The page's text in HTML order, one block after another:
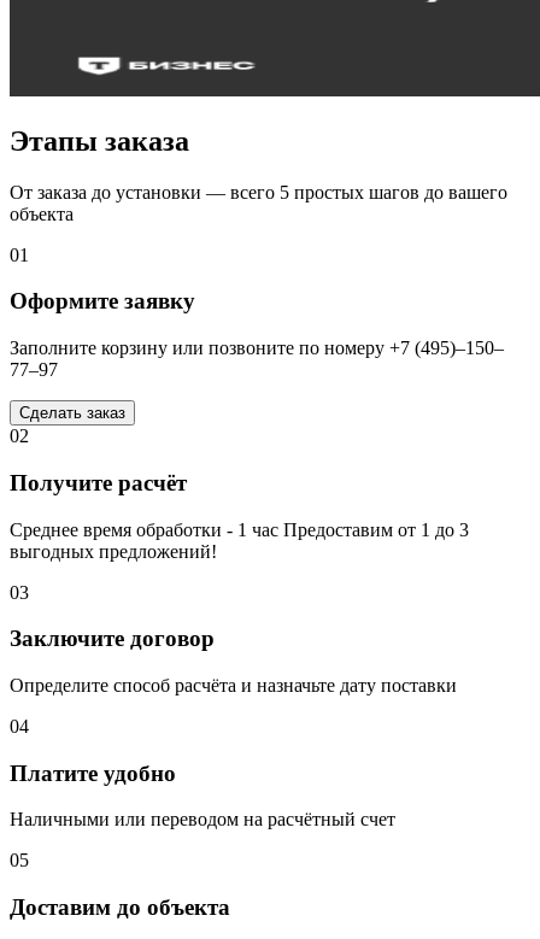
Этапы заказа
От заказа до установки — всего 5 простых шагов до вашего
объекта
01
Оформите заявку
Заполните корзину или позвоните по номеру +7 (495)–150–
77–97
Сделать заказ
02
Получите расчёт
Среднее время обработки - 1 час Предоставим от 1 до 3
выгодных предложений!
03
Заключите договор
Определите способ расчёта и назначьте дату поставки
04
Платите удобно
Наличными или переводом на расчётный счет
05
Доставим до объекта